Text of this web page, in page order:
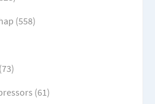
(558)
(61)